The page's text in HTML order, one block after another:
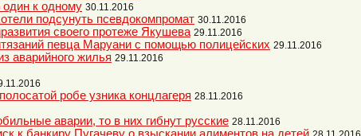
один к одному 30.11.2016
подсунуть псевдокомпромат 30.11.2016
своего протеже Якушева 29.11.2016
певца Маруани с помощью полицейских 29.11.2016
аварийного жилья 29.11.2016
робе узника концлагеря 28.11.2016
аварии, то в них гибнут русские 28.11.2016